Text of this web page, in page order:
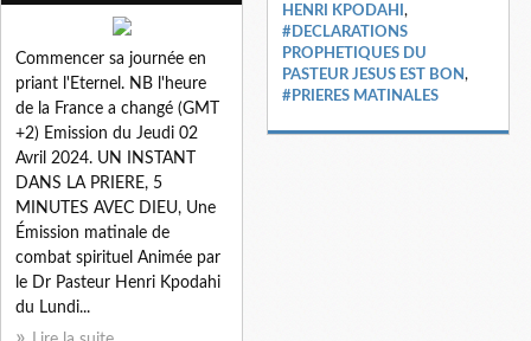
HENRI KPODAHI ,
#DECLARATIONS
PROPHETIQUES DU
PASTEUR JESUS EST BON,
#PRIERES MATINALES
Commencer sa journée en
priant l'Eternel. NB l'heure
de la France a changé (GMT
+2) Emission du Jeudi 02
Avril 2024. UN INSTANT
DANS LA PRIERE, 5
MINUTES AVEC DIEU, Une
Émission matinale de
combat spirituel Animée par
le Dr Pasteur Henri Kpodahi
du Lundi...